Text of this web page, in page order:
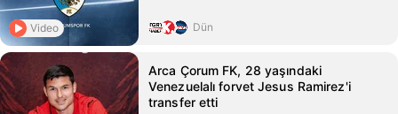
Video Dün
Arca Çorum FK, 28 yaşındaki
Venezuelalı forvet Jesus Ramirez'i
transfer etti